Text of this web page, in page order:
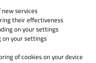
services
their effectiveness
on your settings
on your settings
of cookies on your device